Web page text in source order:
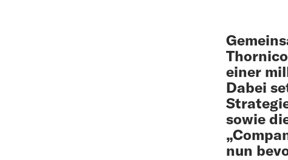
einer
Dabei
sowie
nun